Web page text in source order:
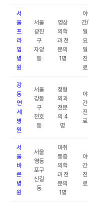
서
울
프
라
임
병
원
서울
광진
구
자양
동
영상
의학
과 전
문의
1명
야
간/
일
요
일
진
료
강
동
연
세
병
원
서울
강동
구
천호
동
정형
외과
전문
의 4
명
야
간
진
료
서
울
바
른
병
원
서울
영등
포구
신길
동
마취
통증
의학
과 전
문의
1명
야
간
진
료